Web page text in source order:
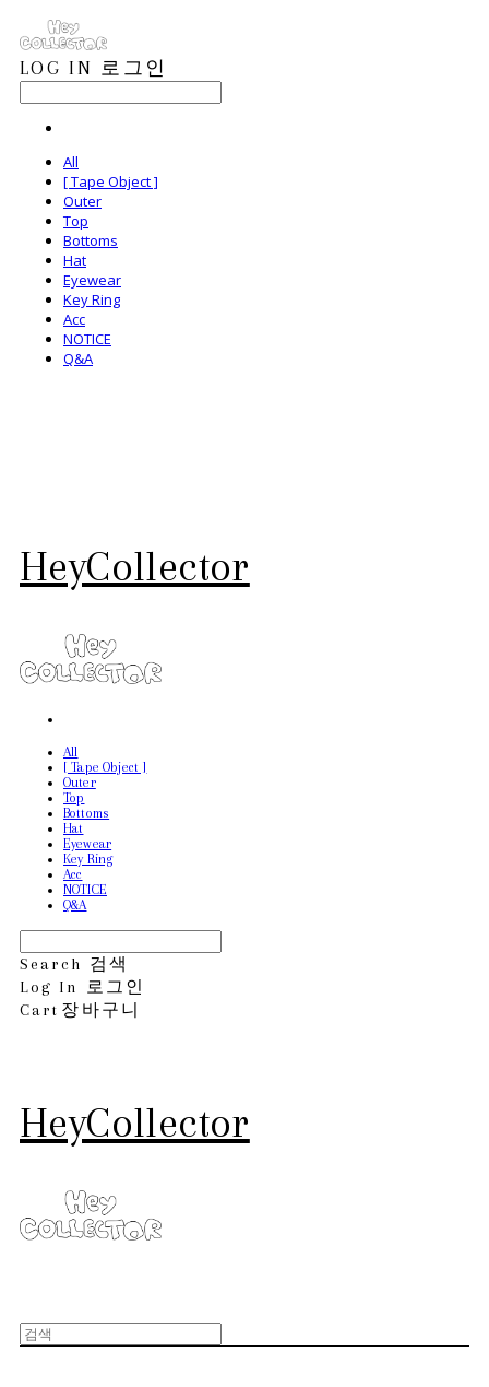
LOG IN 로그인
All
[ Tape Object ]
Outer
Top
Bottoms
Hat
Eyewear
Key Ring
Acc
NOTICE
Q&A
HeyCollector
All
[ Tape Object ]
Outer
Top
Bottoms
Hat
Eyewear
Key Ring
Acc
NOTICE
Q&A
Search 검색
Log In
로그인
Cart 장바구니
HeyCollector